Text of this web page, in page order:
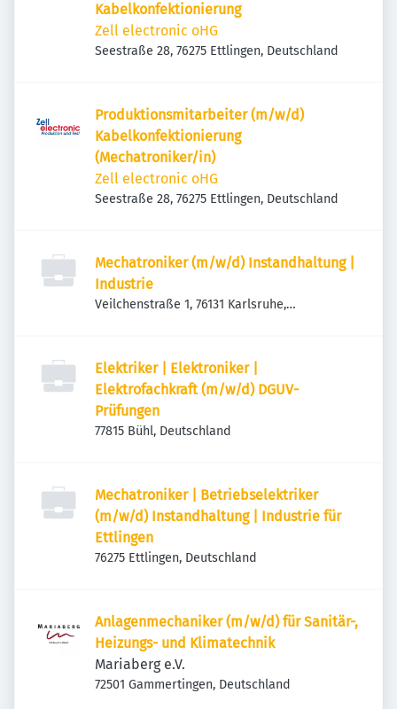
Kabelkonfektionierung
Zell electronic oHG
Seestraße 28, 76275 Ettlingen, Deutschland
Produktionsmitarbeiter (m/w/d)
Kabelkonfektionierung
(Mechatroniker/in)
Zell electronic oHG
Seestraße 28, 76275 Ettlingen, Deutschland
Mechatroniker (m/w/d) Instandhaltung |
Industrie
Veilchenstraße 1, 76131 Karlsruhe,
Elektriker | Elektroniker |
Elektrofachkraft (m/w/d) DGUV-
Prüfungen
77815 Bühl, Deutschland
Mechatroniker | Betriebselektriker
(m/w/d) Instandhaltung | Industrie für
Ettlingen
76275 Ettlingen, Deutschland
Anlagenmechaniker (m/w/d) für Sanitär-,
Heizungs- und Klimatechnik
Mariaberg e.V.
72501 Gammertingen, Deutschland